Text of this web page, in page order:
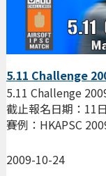
5.11 Challenge
2009-10-24
5.11 Challenge
截止報名日期：11
賽例：HKAPSC